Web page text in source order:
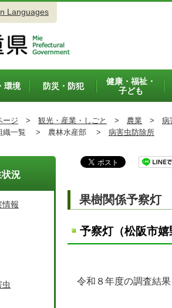
Languages
環境 防災・防犯
健康・福祉・
子ども
ージ > 観光・産業・しごと > 農業 > 病
織一覧 > 農林水産部 > 病害虫防除所
果樹関係予察灯
予察灯（松阪市
令和８年度の調査結果
況
情報